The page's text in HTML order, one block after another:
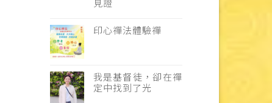
見證
印心禪法體驗禪
我是基督徒，卻在禪
定中找到了光